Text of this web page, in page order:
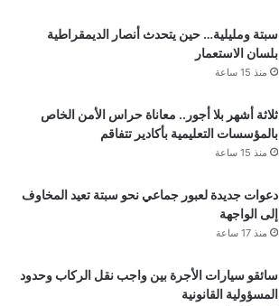
سبتة ومليلية… حين يتحدث أنصار الديمقراطية
بلسان الاستعمار
منذ 15 ساعة
ثلاثة أشهر بلا أجور.. معاناة حراس الأمن الخاص
بالمؤسسات التعليمية بأكادير تتفاقم
منذ 15 ساعة
دعوات جديدة لعبور جماعي نحو سبتة تعيد المخاوف
إلى الواجهة
منذ 17 ساعة
سائقو سيارات الأجرة بين واجب نقل الركاب وحدود
المسؤولية القانونية